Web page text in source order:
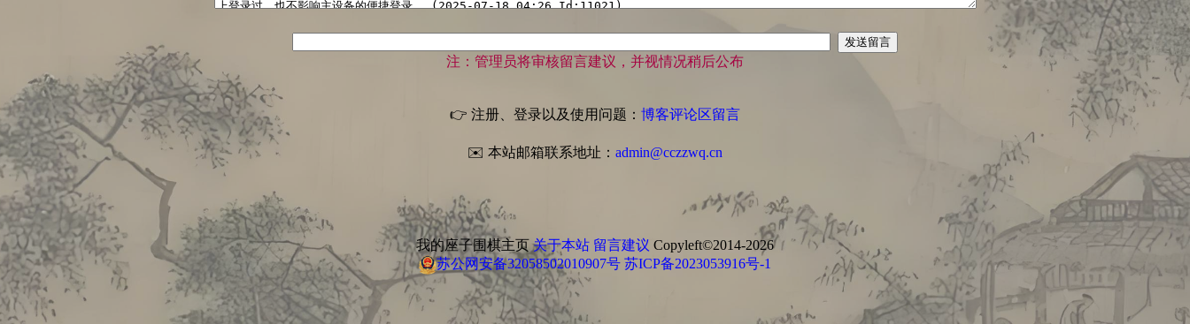
注：管理员将审核留言建议，并视情况稍后公布
👉 注册、登录以及使用问题： 博客评论区留言
✉️ 本站邮箱联系地址： admin@cczzwq.cn
我的座子围棋主页关于本站 留言建议 Copyleft©2014-2026
苏公网安备32058502010907号 苏ICP备2023053916号-1